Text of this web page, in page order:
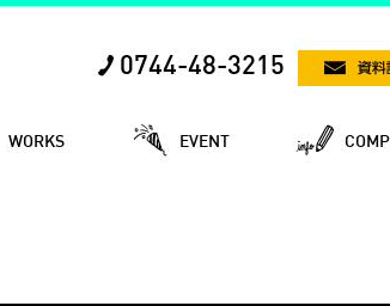
0744-48-3215
WORKS EVENT